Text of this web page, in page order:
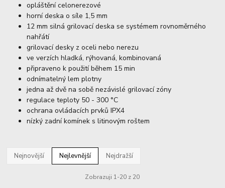
opláštění celonerezové
horní deska o síle 1,5 mm
12 mm silná grilovací deska se systémem rovnoměrného
nahřátí
grilovací desky z oceli nebo nerezu
ve verzích hladká, rýhovaná, kombinovaná
připraveno k použití během 15 min
odnímatelný lem plotny
jedna až dvě na sobě nezávislé grilovací zóny
regulace teploty 50 - 300 °C
ochrana ovládacích prvků IPX4
nízký zadní komínek s litinovým roštem
Nejnovější Nejlevnější Nejdražší
Zobrazuji 1-20 z 20